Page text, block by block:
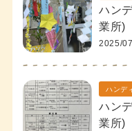
ハン
業所)
2025/
ハンデ
ハン
業所)